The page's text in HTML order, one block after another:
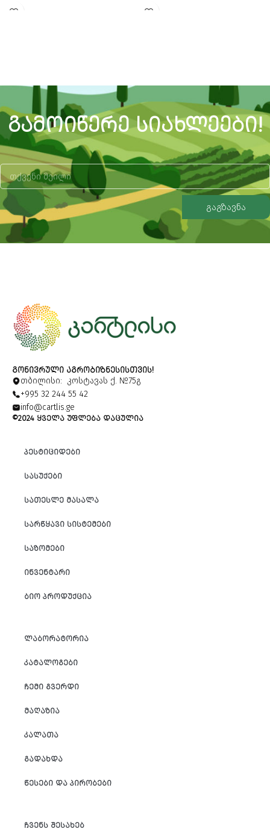
ᲒᲐᲛᲝᲘᲬᲔᲠᲔ ᲡᲘᲐᲮᲚᲔᲔᲑᲘ!
გაგზავნა
Alternative:
ᲒᲝᲜᲘᲕᲠᲣᲚᲘ ᲐᲒᲠᲝᲑᲘᲖᲜᲔᲡᲘᲡᲗᲕᲘᲡ!
თბილისი: კოსტავას ქ. №75გ
+995 32 244 55 42
info@cartlis.ge
©2024 ᲧᲕᲔᲚᲐ ᲣᲤᲚᲔᲑᲐ ᲓᲐᲪᲣᲚᲘᲐ
ᲞᲔᲡᲢᲘᲪᲘᲓᲔᲑᲘ
ᲡᲐᲡᲣᲥᲔᲑᲘ
ᲡᲐᲗᲔᲡᲚᲔ ᲛᲐᲡᲐᲚᲐ
ᲡᲐᲠᲬᲧᲐᲕᲘ ᲡᲘᲡᲢᲔᲛᲔᲑᲘ
ᲡᲐᲖᲝᲛᲔᲑᲘ
ᲘᲜᲕᲔᲜᲢᲐᲠᲘ
ᲑᲘᲝ ᲞᲠᲝᲓᲣᲥᲪᲘᲐ
ᲚᲐᲑᲝᲠᲐᲢᲝᲠᲘᲐ
ᲙᲐᲢᲐᲚᲝᲒᲔᲑᲘ
ᲩᲔᲛᲘ ᲒᲕᲔᲠᲓᲘ
ᲛᲐᲦᲐᲖᲘᲐ
ᲙᲐᲚᲐᲗᲐ
ᲒᲐᲓᲐᲮᲓᲐ
ᲬᲔᲡᲔᲑᲘ ᲓᲐ ᲞᲘᲠᲝᲑᲔᲑᲘ
ᲩᲕᲔᲜᲡ ᲨᲔᲡᲐᲮᲔᲑ